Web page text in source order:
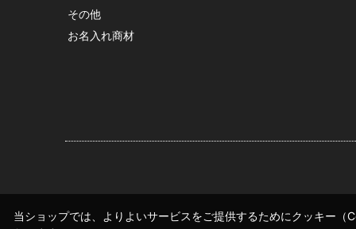
その他
お名入れ商材
当ショップでは、よりよいサービスをご提供するためにクッキー